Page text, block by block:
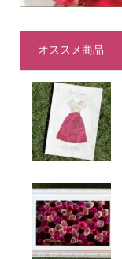
オススメ商品